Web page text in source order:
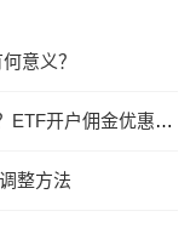
意义？
ETF投资小知识，ETF主要投资策略类型？ETF开户佣金优惠券商，选这家！
整方法